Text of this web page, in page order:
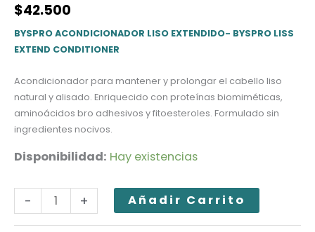
$42.500
BYSPRO ACONDICIONADOR LISO EXTENDIDO- BYSPRO LISS
EXTEND CONDITIONER
Acondicionador para mantener y prolongar el cabello liso
natural y alisado. Enriquecido con proteínas biomiméticas,
aminoácidos bro adhesivos y fitoesteroles. Formulado sin
ingredientes nocivos.
Disponibilidad: Hay existencias
-
BYSPRO
LISS
+ Añadir Carrito